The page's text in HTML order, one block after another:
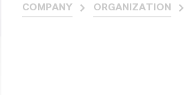
COMPANY ORGANIZATION